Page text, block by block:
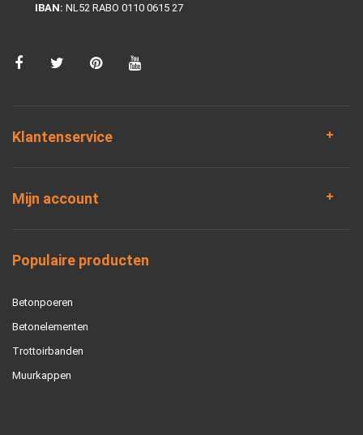
IBAN: NL52 RABO 0110 0615 27
Klantenservice
Mijn account
Populaire producten
Betonpoeren
Betonelementen
Trottoirbanden
Muurkappen